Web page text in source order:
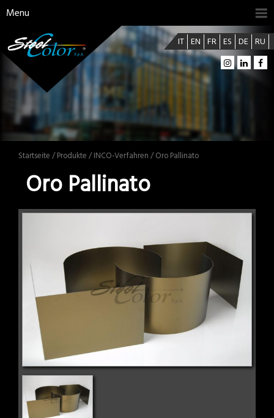
Menu
IT EN FR ES DE RU
Startseite /Produkte /INCO-Verfahren / Oro Pallinato
Oro Pallinato